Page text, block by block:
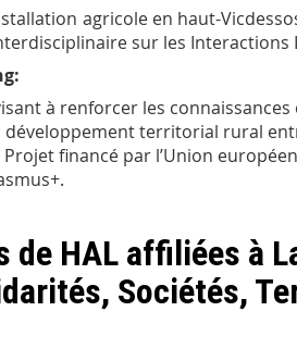
agricole en haut-
sur les Interactions
à renforcer les
développement territorial rural
Projet financé par l’Union
de HAL affiliées à
Sociétés,